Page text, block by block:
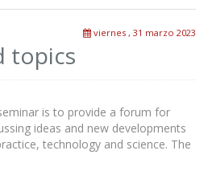
viernes , 31 marzo 2023
topics
is to provide a forum for
ideas and new developments
technology and science. The